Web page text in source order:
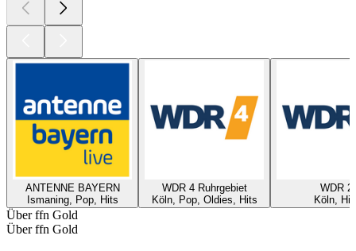
ANTENNE BAYERN
Ismaning, Pop, Hits
WDR 4 Ruhrgebiet
Köln, Pop, Oldies, Hits
WDR 2
Köln,
Über ffn Gold
Über ffn Gold